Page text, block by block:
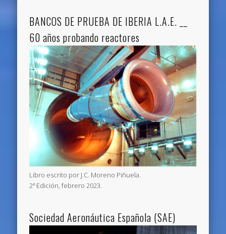
BANCOS DE PRUEBA DE IBERIA L.A.E. __
60 años probando reactores
Libro escrito por J.C. Moreno Piñuela.
2ª Edición, febrero 2023.
Sociedad Aeronáutica Española (SAE)